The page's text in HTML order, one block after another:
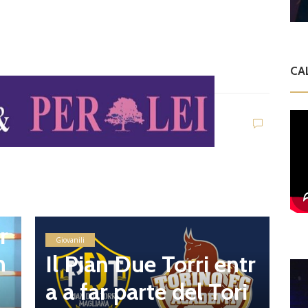
Giovanili
Il Pian Due Torri entr
a a far parte del Tori